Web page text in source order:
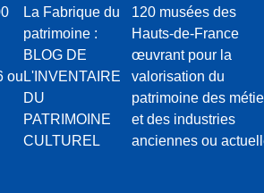
ou
La Fabrique du
patrimoine :
BLOG DE
L'INVENTAIRE
DU
PATRIMOINE
CULTUREL
120 musées des
Hauts-de-France
œuvrant pour la
valorisation du
patrimoine des
et des industries
anciennes ou